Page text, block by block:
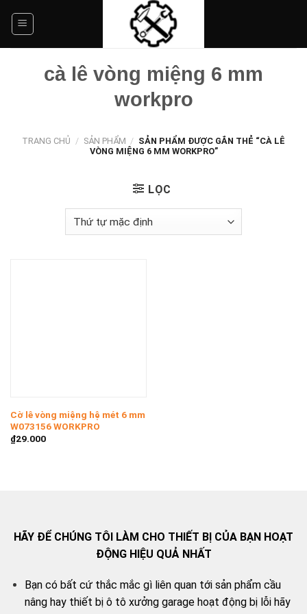
cà lê vòng miệng 6 mm
workpro
TRANG CHỦ / SẢN PHẨM / SẢN PHẨM ĐƯỢC GẮN THẺ “CÀ LÊ
VÒNG MIỆNG 6 MM WORKPRO”
LỌC
Cờ lê vòng miệng hệ mét 6 mm
W073156 WORKPRO
₫29.000
HÃY ĐỂ CHÚNG TÔI LÀM CHO THIẾT BỊ CỦA BẠN HOẠT
ĐỘNG HIỆU QUẢ NHẤT
Bạn có bất cứ thắc mắc gì liên quan tới sản phẩm cầu
nâng hay thiết bị ô tô xưởng garage hoạt động bị lỗi hãy